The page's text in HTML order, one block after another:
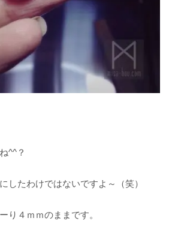
^^？
したわけではないですよ～（笑）
り４ｍｍのままです。